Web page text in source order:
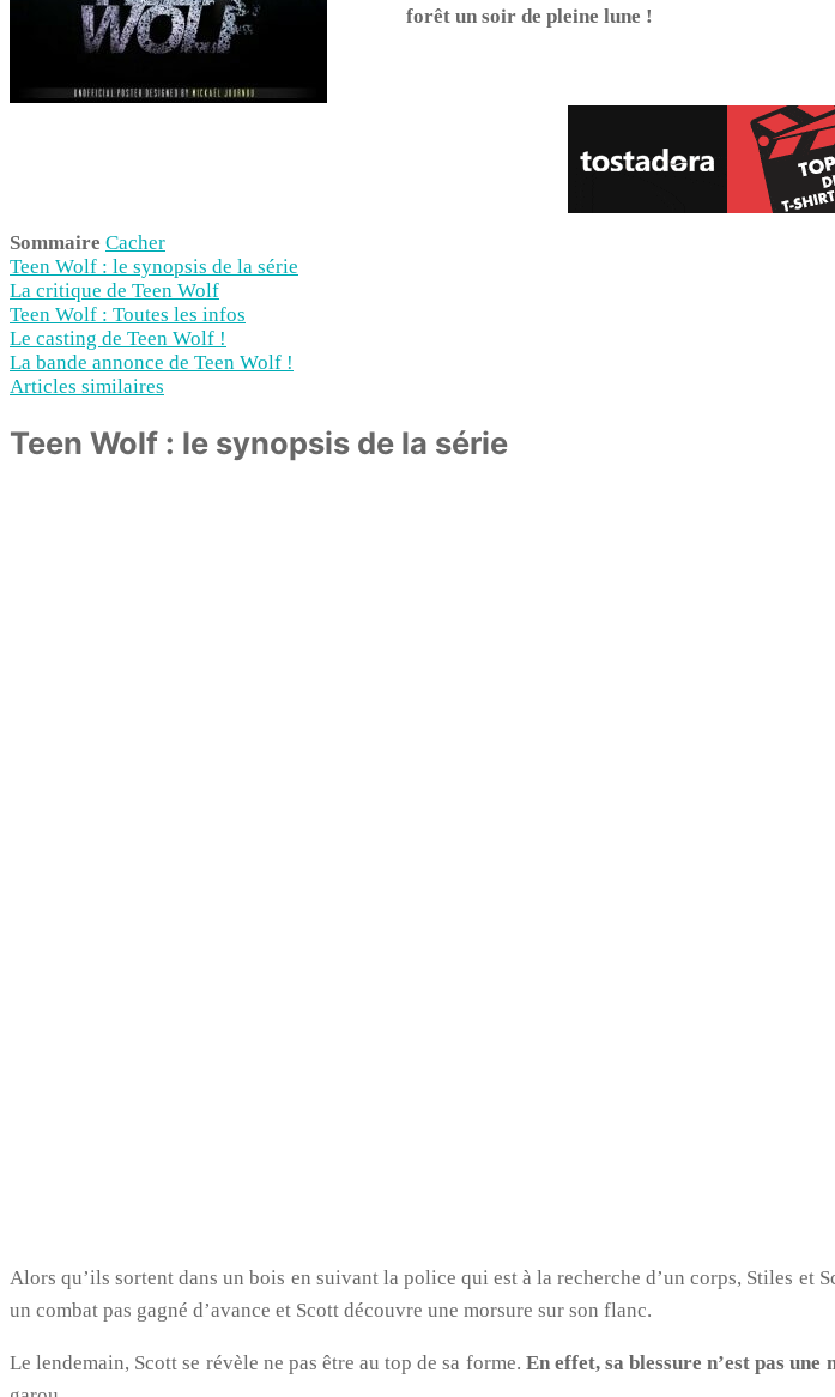
forêt un soir de pleine lune !
Sommaire Cacher
Teen Wolf : le synopsis de la série
La critique de Teen Wolf
Teen Wolf : Toutes les infos
Le casting de Teen Wolf !
La bande annonce de Teen Wolf !
Articles similaires
Teen Wolf : le synopsis de la série
Alors qu’ils sortent dans un bois en suivant la police qui est à la recherche d’un corps, Stiles et
un combat pas gagné d’avance et Scott découvre une morsure sur son flanc.
Le lendemain, Scott se révèle ne pas être au top de sa forme. En effet, sa blessure n’est pas une